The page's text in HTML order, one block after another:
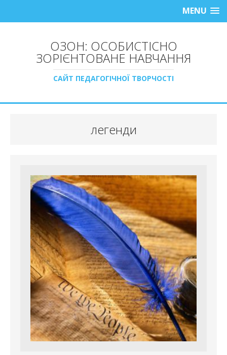
MENU
ОЗОН: ОСОБИСТІСНО
ЗОРІЄНТОВАНЕ НАВЧАННЯ
САЙТ ПЕДАГОГІЧНОЇ ТВОРЧОСТІ
легенди